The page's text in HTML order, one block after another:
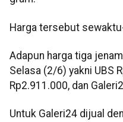
Harga tersebut
Adapun harga tiga
Selasa (2/6) yakni UBS
Rp2.911.000, dan
Untuk Galeri24 dijual